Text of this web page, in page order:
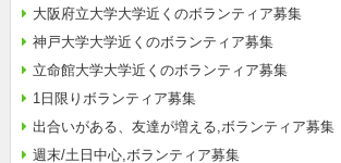
大阪府立大学大学近くのボランティア募集
神戸大学大学近くのボランティア募集
立命館大学大学近くのボランティア募集
1日限りボランティア募集
出合いがある、友達が増える,ボランティア募集
週末/土日中心,ボランティア募集